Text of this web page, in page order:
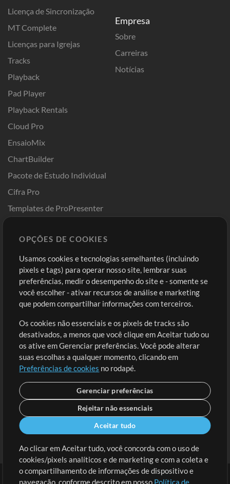
Licença de Sincronização
MT Complete
Licenças para Igrejas
Tracks
Playback
Pad Player
Playback Rentals
Cloud Pro
EnsaioMix
ChartBuilder
Pacote de Estudo Individual
Cifra Pro
Templates de ProPresenter
Empresa
Sobre
Carreiras
Notícias
Comprar Créditos
Conteúdo Grátis
Solicite uma Música
Extras
Sessões
Envie seu conteúdo
Playlist
MT Conference
Entre
Cadastre-se
Ir ao carrinho
OPÇÕES DE COOKIES
Usamos cookies e tecnologias semelhantes (incluindo
pixels e tags) para operar nosso site, lembrar suas
preferências, medir o desempenho do site e - somente se
você escolher - ativar recursos de análise e marketing
que podem compartilhar informações com terceiros.
Os cookies não essenciais e os pixels de tracks são
desativados, a menos que você clique em Aceitar tudo ou
os ative em Gerenciar preferências. Você pode alterar
suas escolhas a qualquer momento, clicando em
Preferências de cookies no rodapé.
Gerenciar preferências
Rejeitar não essenciais
Aceitar tudo
Ao clicar em Aceitar tudo, você concorda com o uso de
cookies/pixels analíticos e de marketing e com a coleta e
o compartilhamento de informações de dispositivo e
navegação, conforme descrito em nosso Política de